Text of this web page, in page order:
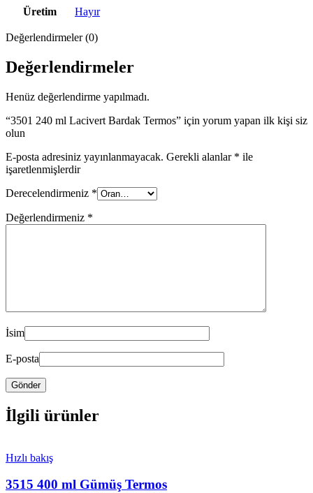
Üretim Hayır
Değerlendirmeler (0)
Değerlendirmeler
Henüz değerlendirme yapılmadı.
“3501 240 ml Lacivert Bardak Termos” için yorum yapan ilk kişi siz
olun
E-posta adresiniz yayınlanmayacak. Gerekli alanlar * ile
işaretlenmişlerdir
Derecelendirmeniz *
Değerlendirmeniz *
İsim
E-posta
İlgili ürünler
Hızlı bakış
3515 400 ml Gümüş Termos